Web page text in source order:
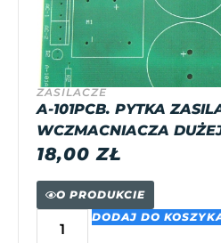
ZASILACZE
A-101PCB. PYTKA
WCZMACNIACZA
18,00ZŁ
O PRODUKCIE
DODAJ DO